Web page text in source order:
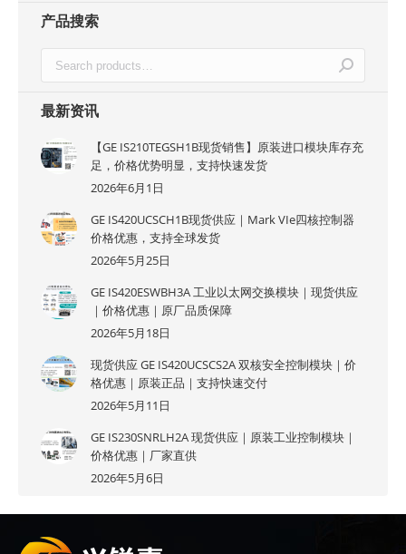
产品搜索
最新资讯
【GE IS210TEGSH1B现货销售】原装进口模块库存充
足，价格优势明显，支持快速发货
2026年6月1日
GE IS420UCSCH1B现货供应｜Mark VIe四核控制器
价格优惠，支持全球发货
2026年5月25日
GE IS420ESWBH3A 工业以太网交换模块｜现货供应
｜价格优惠｜原厂品质保障
2026年5月18日
现货供应 GE IS420UCSCS2A 双核安全控制模块｜价
格优惠｜原装正品｜支持快速交付
2026年5月11日
GE IS230SNRLH2A 现货供应｜原装工业控制模块｜
价格优惠｜厂家直供
2026年5月6日